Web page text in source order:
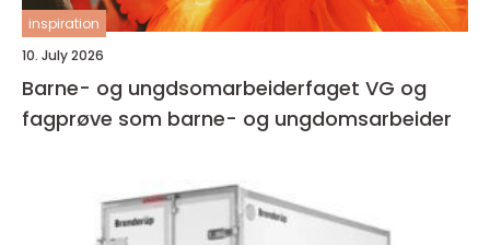
inspiration
10. July 2026
Barne- og ungdsomarbeiderfaget VG og
fagprøve som barne- og ungdomsarbeider